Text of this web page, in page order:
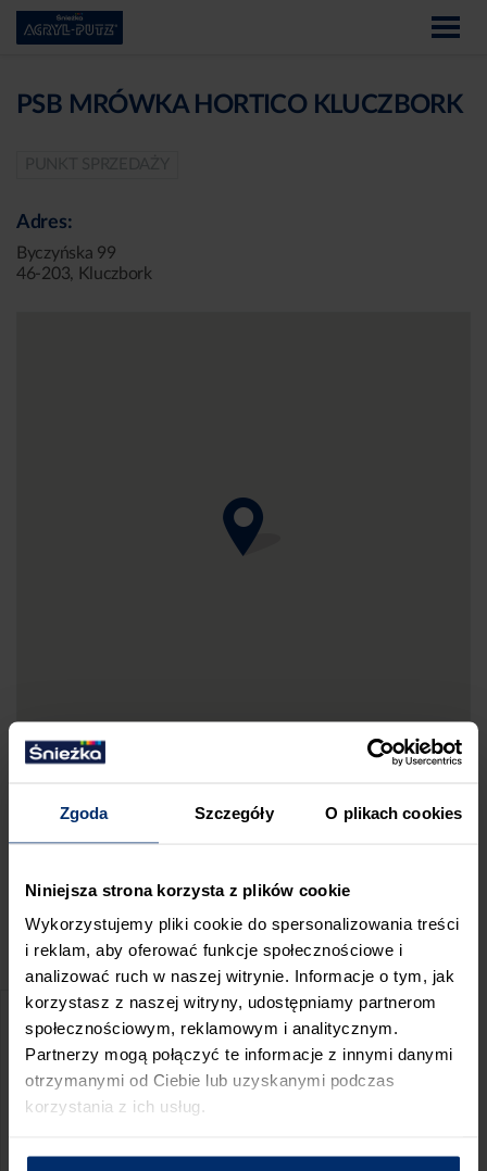
Zgoda Szczegóły O plikach cookies
Niniejsza strona korzysta z plików cookie
Wykorzystujemy pliki cookie do spersonalizowania treści
i reklam, aby oferować funkcje społecznościowe i
analizować ruch w naszej witrynie. Informacje o tym, jak
korzystasz z naszej witryny, udostępniamy partnerom
społecznościowym, reklamowym i analitycznym.
Partnerzy mogą połączyć te informacje z innymi danymi
otrzymanymi od Ciebie lub uzyskanymi podczas
korzystania z ich usług.
PSB MRÓWKA HORTICO KLUCZBORK
Adres:
Byczyńska 99
46-203, Kluczbork
ZGŁOŚ BŁĄD
PRZED WIZYTĄ W SKLEPIE POLECAMY: